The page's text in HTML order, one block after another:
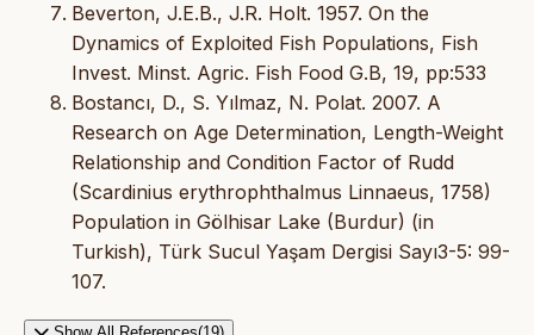
Beverton, J.E.B., J.R. Holt. 1957. On the
Dynamics of Exploited Fish Populations, Fish
Invest. Minst. Agric. Fish Food G.B, 19, pp:533
Bostancı, D., S. Yılmaz, N. Polat. 2007. A
Research on Age Determination, Length-Weight
Relationship and Condition Factor of Rudd
(Scardinius erythrophthalmus Linnaeus, 1758)
Population in Gölhisar Lake (Burdur) (in
Turkish), Türk Sucul Yaşam Dergisi Sayı3-5: 99-
107.